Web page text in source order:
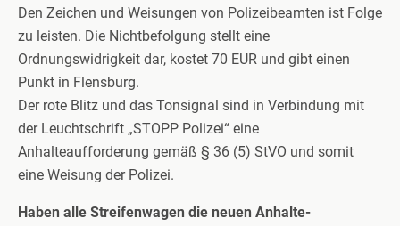
Den Zeichen und Weisungen von Polizeibeamten ist Folge
zu leisten. Die Nichtbefolgung stellt eine
Ordnungswidrigkeit dar, kostet 70 EUR und gibt einen
Punkt in Flensburg.
Der rote Blitz und das Tonsignal sind in Verbindung mit
der Leuchtschrift „STOPP Polizei“ eine
Anhalteaufforderung gemäß § 36 (5) StVO und somit
eine Weisung der Polizei.
Haben alle Streifenwagen die neuen Anhalte-